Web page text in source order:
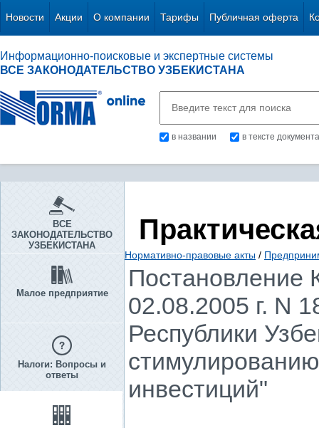
Новости Акции О компании Тарифы Публичная оферта
Информационно-поисковые и экспертные системы
ВСЕ ЗАКОНОДАТЕЛЬСТВО УЗБЕКИСТАНА
в названии в тексте документа
ВСЕ
ЗАКОНОДАТЕЛЬСТВО
УЗБЕКИСТАНА
Малое предприятие
Налоги: Вопросы и
ответы
Нормативно-правовые акты /
Постановление
02.08.2005 г. N
Республики
инвестиций"